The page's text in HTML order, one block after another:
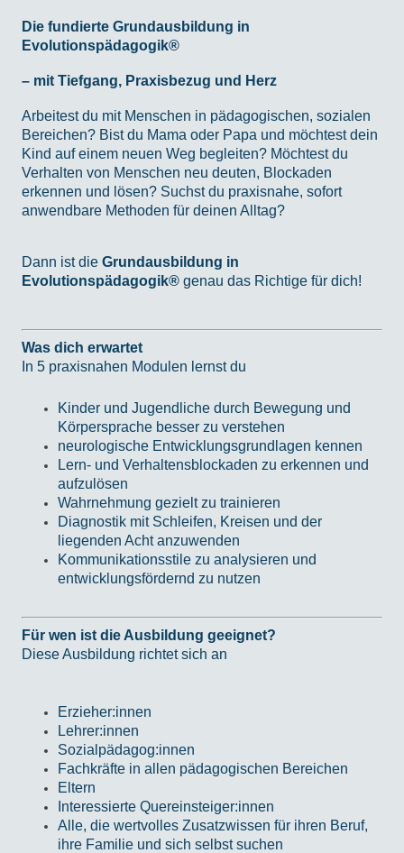
Die fundierte Grundausbildung in
Evolutionspädagogik®
– mit Tiefgang, Praxisbezug und Herz
Arbeitest du mit Menschen in pädagogischen, sozialen
Bereichen? Bist du Mama oder Papa und möchtest dein
Kind auf einem neuen Weg begleiten? Möchtest du
Verhalten von Menschen neu deuten, Blockaden
erkennen und lösen? Suchst du praxisnahe, sofort
anwendbare Methoden für deinen Alltag?
Dann ist die Grundausbildung in
Evolutionspädagogik® genau das Richtige für dich!
Was dich erwartet
In 5 praxisnahen Modulen lernst du
Kinder und Jugendliche durch Bewegung und
Körpersprache besser zu verstehen
neurologische Entwicklungsgrundlagen kennen
Lern- und Verhaltensblockaden zu erkennen und
aufzulösen
Wahrnehmung gezielt zu trainieren
Diagnostik mit Schleifen, Kreisen und der
liegenden Acht anzuwenden
Kommunikationsstile zu analysieren und
entwicklungsfördernd zu nutzen
Für wen ist die Ausbildung geeignet?
Diese Ausbildung richtet sich an
Erzieher:innen
Lehrer:innen
Sozialpädagog:innen
Fachkräfte in allen pädagogischen Bereichen
Eltern
Interessierte Quereinsteiger:innen
Alle, die wertvolles Zusatzwissen für ihren Beruf,
ihre Familie und sich selbst suchen